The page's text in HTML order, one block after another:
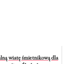
wiatę śmietnikową dla